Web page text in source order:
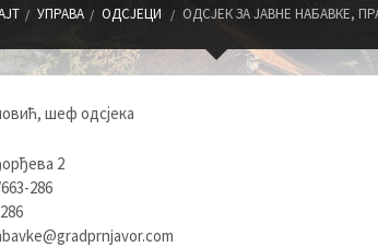
УПРАВА ОДСЈЕЦИ
ОДСЈЕК ЗА ЈАВНЕ НАБАВКЕ,
шеф одсјека
2
286